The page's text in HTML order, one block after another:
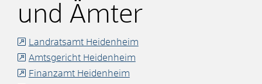
und Ämter
Landratsamt Heidenheim
Amtsgericht Heidenheim
Finanzamt Heidenheim